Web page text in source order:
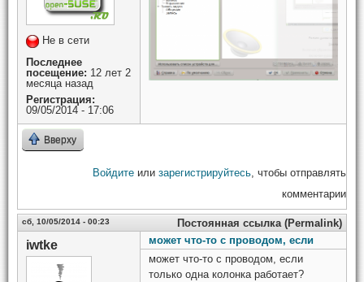
Не в сети
Последнее
посещение: 12 лет 2
месяца назад
Регистрация:
09/05/2014 - 17:06
Вверху
Войдите или зарегистрируйтесь , чтобы отправлять
комментарии
сб, 10/05/2014 - 00:23 Постоянная ссылка (Permalink)
iwtke
может что-то с проводом, если
может что-то с проводом, если
только одна колонка работает?